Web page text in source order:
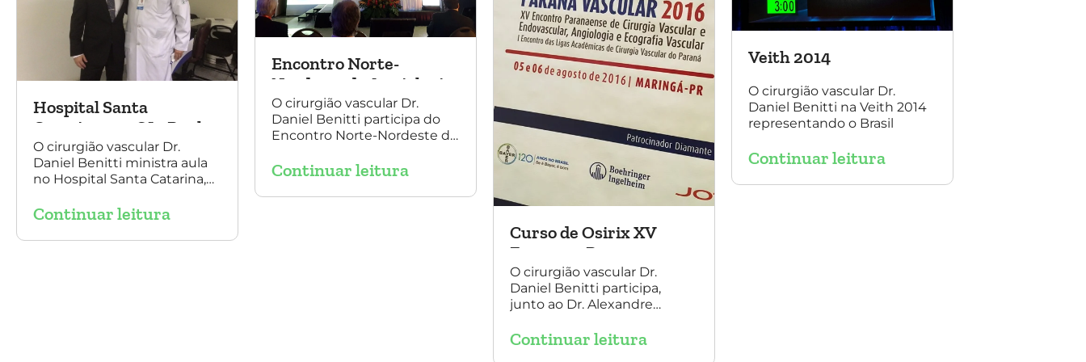
Hospital Santa
Catarina, em São Paulo
O cirurgião vascular Dr.
Daniel Benitti ministra aula
no Hospital Santa Catarina,
endoprótesse multilayer no
mostrando a experiência
Continuar leitura
Encontro Norte-
Nordeste de Angiologia
e Cirurgia Vascular
2016
O cirurgião vascular Dr.
Daniel Benitti participa do
Encontro Norte-Nordeste de
Vascular 2016, palestrando
aneurisma da Aorta.
Continuar leitura
Curso de Osirix XV
Encontro Paranaense
O cirurgião vascular Dr.
Daniel Benitti participa,
junto ao Dr. Alexandre
Paranaense de Cirurgia
Continuar leitura
Veith 2014
O cirurgião vascular Dr.
Daniel Benitti na Veith 2014
representando o Brasil
Continuar leitura